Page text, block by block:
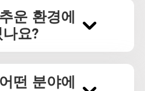
운 환경에
요?
떤 분야에